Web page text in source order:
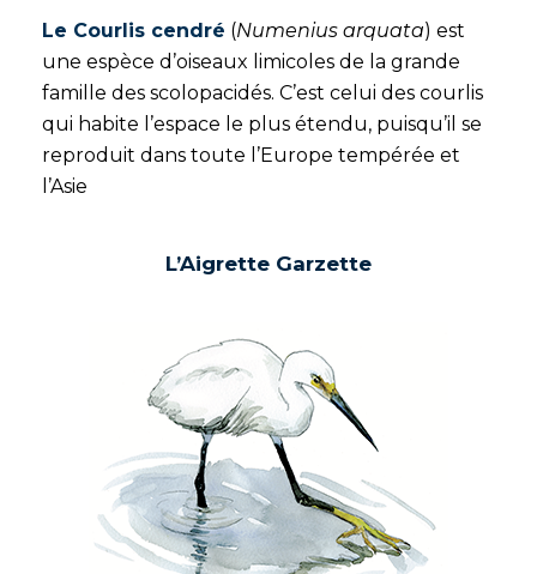
Le Courlis cendré (Numenius arquata) est
une espèce d’oiseaux limicoles de la grande
famille des scolopacidés. C’est celui des courlis
qui habite l’espace le plus étendu, puisqu’il se
reproduit dans toute l’Europe tempérée et
l’Asie
L’Aigrette Garzette